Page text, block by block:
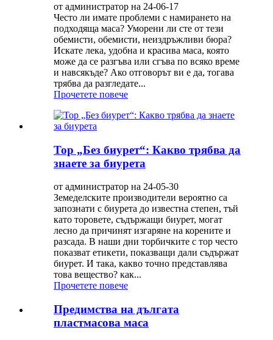
от администратор на 24-06-17
Често ли имате проблеми с намирането на
подходяща маса? Уморени ли сте от тези
обемисти, обемисти, неиздръжливи бюра?
Искате лека, удобна и красива маса, която
може да се разгъва или сгъва по всяко време
и навсякъде? Ако отговорът ви е да, тогава
трябва да разгледате...
Прочетете повече
Тор „Без биурет“: Какво трябва да
знаете за биурета
от администратор на 24-05-30
Земеделските производители вероятно са
запознати с биурета до известна степен, тъй
като торовете, съдържащи биурет, могат
лесно да причинят изгаряне на корените и
разсада. В наши дни торбичките с тор често
показват етикети, показващи дали съдържат
биурет. И така, какво точно представлява
това вещество? как...
Прочетете повече
Предимства на дългата
пластмасова маса